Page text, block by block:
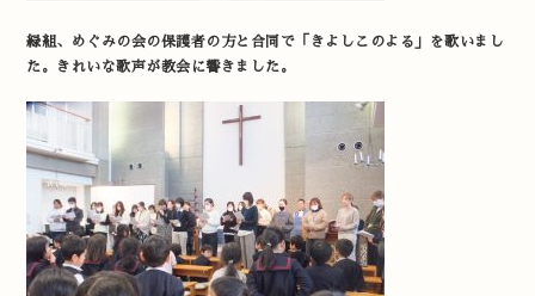
緑組、めぐみの会の保護者の方と合同で「きよしこのよる」を歌いまし
た。きれいな歌声が教会に響きました。